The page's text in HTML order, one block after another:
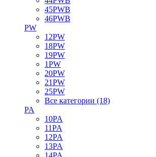
45PWB
46PWB
PW
12PW
18PW
19PW
1PW
20PW
21PW
25PW
Все категории (18)
PA
10PA
11PA
12PA
13PA
14PA